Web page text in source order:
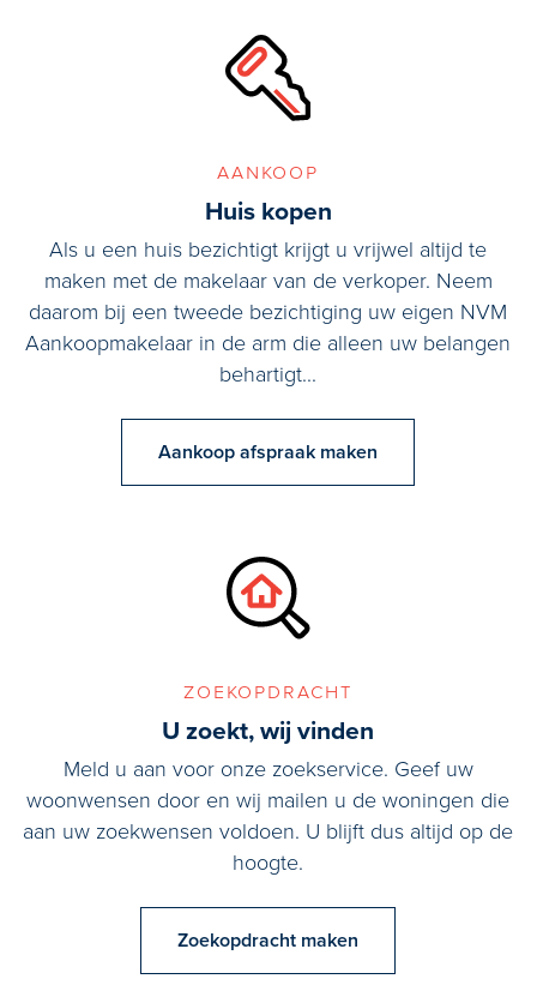
aankoop
Huis kopen
Als u een huis bezichtigt krijgt u vrijwel altijd te
maken met de makelaar van de verkoper. Neem
daarom bij een tweede bezichtiging uw eigen NVM
Aankoopmakelaar in de arm die alleen uw belangen
behartigt...
Aankoop afspraak maken
zoekopdracht
U zoekt, wij vinden
Meld u aan voor onze zoekservice. Geef uw
woonwensen door en wij mailen u de woningen die
aan uw zoekwensen voldoen. U blijft dus altijd op de
hoogte.
Zoekopdracht maken